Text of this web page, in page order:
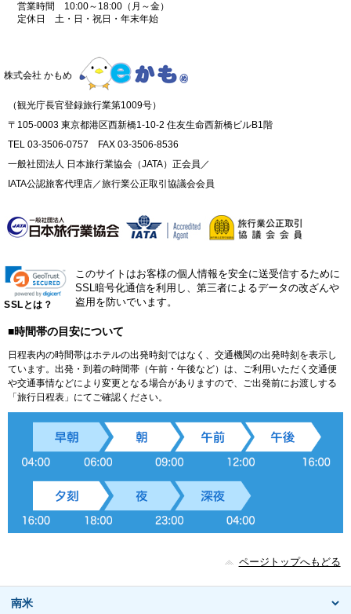
営業時間 10:00～18:00（月～金）
定休日 土・日・祝日・年末年始
株式会社 かもめ
（観光庁長官登録旅行業第1009号）
〒105-0003 東京都港区西新橋1-10-2 住友生命西新橋ビルB1階
TEL 03-3506-0757 FAX 03-3506-8536
一般社団法人 日本旅行業協会（JATA）正会員／
IATA公認旅客代理店／旅行業公正取引協議会会員
SSLとは？
このサイトはお客様の個人情報を安全に送受信するために
SSL暗号化通信を利用し、第三者によるデータの改ざんや
盗用を防いでいます。
■時間帯の目安について
日程表内の時間帯はホテルの出発時刻ではなく、交通機関の出発時刻を表示し
ています。出発・到着の時間帯（午前・午後など）は、ご利用いただく交通便
や交通事情などにより変更となる場合がありますので、ご出発前にお渡しする
「旅行日程表」にてご確認ください。
ページトップへもどる
南米